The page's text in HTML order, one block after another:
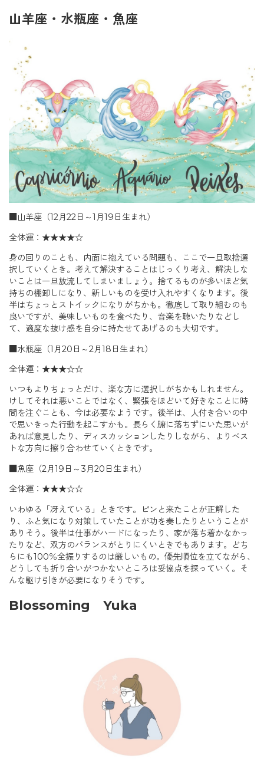
山羊座・水瓶座・魚座
■山羊座（12月22日～1月19日生まれ）
全体運：★★★★☆
身の回りのことも、内面に抱えている問題も、ここで一旦取捨選
択していくとき。考えて解決することはじっくり考え、解決しな
いことは一旦放流してしまいましょう。捨てるものが多いほど気
持ちの棚卸しになり、新しいものを受け入れやすくなります。後
半はちょっとストイックになりがちかも。徹底して取り組むのも
良いですが、美味しいものを食べたり、音楽を聴いたりなどし
て、適度な抜け感を自分に持たせてあげるのも大切です。
■水瓶座（1月20日～2月18日生まれ）
全体運：★★★☆☆
いつもよりちょっとだけ、楽な方に選択しがちかもしれません。
けしてそれは悪いことではなく、緊張をほどいて好きなことに時
間を注ぐことも、今は必要なようです。後半は、人付き合いの中
で思いきった行動を起こすかも。長らく腑に落ちずにいた思いが
あれば意見したり、ディスカッションしたりしながら、よりベス
トな方向に擦り合わせていくときです。
■魚座（2月19日～3月20日生まれ）
全体運：★★★☆☆
いわゆる「冴えている」ときです。ピンと来たことが正解した
り、ふと気になり対策していたことが功を奏したりということが
ありそう。後半は仕事がハードになったり、家が落ち着かなかっ
たりなど、双方のバランスがとりにくいときでもあります。どち
らにも100％全振りするのは厳しいもの。優先順位を立てながら、
どうしても折り合いがつかないところは妥協点を探っていく。そ
んな駆け引きが必要になりそうです。
Blossoming Yuka